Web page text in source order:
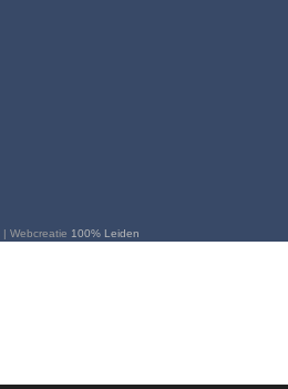
| Webcreatie 100% Leiden